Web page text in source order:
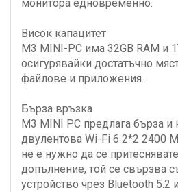
монитора едновременно.
Висок капацитет
M3 MINI-PC има 32GB RAM и
осигурявайки достатъчно
файлове и приложения.
Бърза връзка
M3 MINI PC предлага бърза
двулентова Wi-Fi 6 2*2 2400
не е нужно да се
допълнение, той се свързва
устройство чрез Bluetooth 5.2